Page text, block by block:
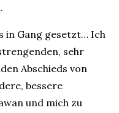
in Gang gesetzt… Ich
sehr
Abschieds von
bessere
und mich zu